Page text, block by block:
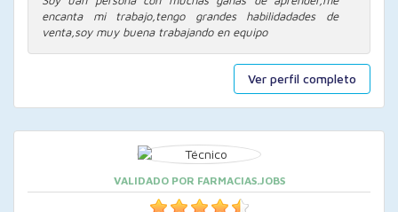
Ver perfil completo
encanta mi trabajo,tengo grandes habilidadades de
venta,soy muy buena trabajando en equipo
VALIDADO POR FARMACIAS.JOBS